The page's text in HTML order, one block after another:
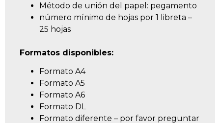
Método de unión del papel: pegamento
número mínimo de hojas por 1 libreta –
25 hojas
Formatos disponibles:
Formato A4
Formato A5
Formato A6
Formato DL
Formato diferente – por favor preguntar